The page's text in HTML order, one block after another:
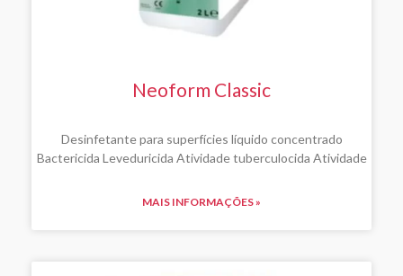
Neoform Classic
Desinfetante para superfícies líquido concentrado
Bactericida Leveduricida Atividade tuberculocida Atividade
MAIS INFORMAÇÕES »